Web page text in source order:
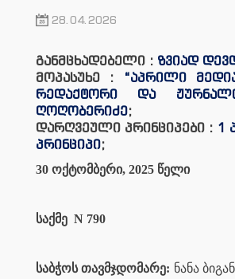
28.04.2026
განმცხადებელი : ზვიად
მოპასუხე :
“აპრილი
რედაქტორი და
ღოღობერიძე;
დარღვეული პრინციპები : 1
პრინციპი;
30 ოქტომბერი, 2025 წელი
საქმე N 790
საბჭოს თავმჯდომარე: ნანა